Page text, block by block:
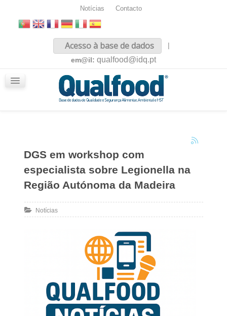
Notícias Contacto
Acesso à base de dados
|
em@il: qualfood@idq.pt
DGS em workshop com
especialista sobre Legionella na
Região Autónoma da Madeira
Notícias